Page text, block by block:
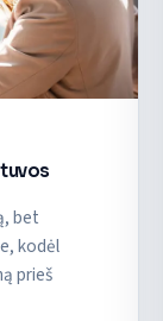
bet
kodėl
prieš